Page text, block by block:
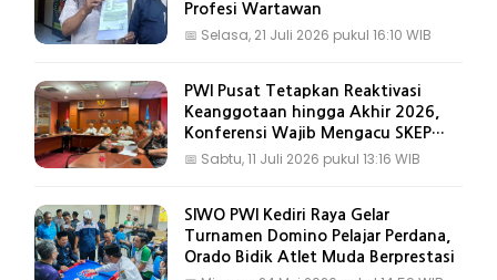
Profesi Wartawan
📅 Selasa, 21 Juli 2026 pukul 16:10 WIB
PWI Pusat Tetapkan Reaktivasi
Keanggotaan hingga Akhir 2026,
Konferensi Wajib Mengacu SKEP
Baru
📅 Sabtu, 11 Juli 2026 pukul 13:16 WIB
SIWO PWI Kediri Raya Gelar
Turnamen Domino Pelajar Perdana,
Orado Bidik Atlet Muda Berprestasi